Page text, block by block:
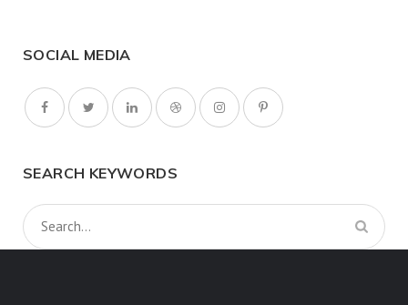
SOCIAL MEDIA
SEARCH KEYWORDS